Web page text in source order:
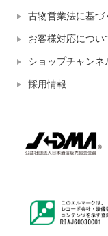
古物営業法に基づ
お客様対応につい
ショップチャンネ
採用情報